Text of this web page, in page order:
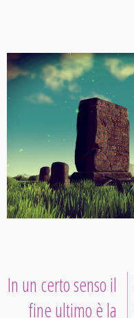
In un certo senso il
fine ultimo è la